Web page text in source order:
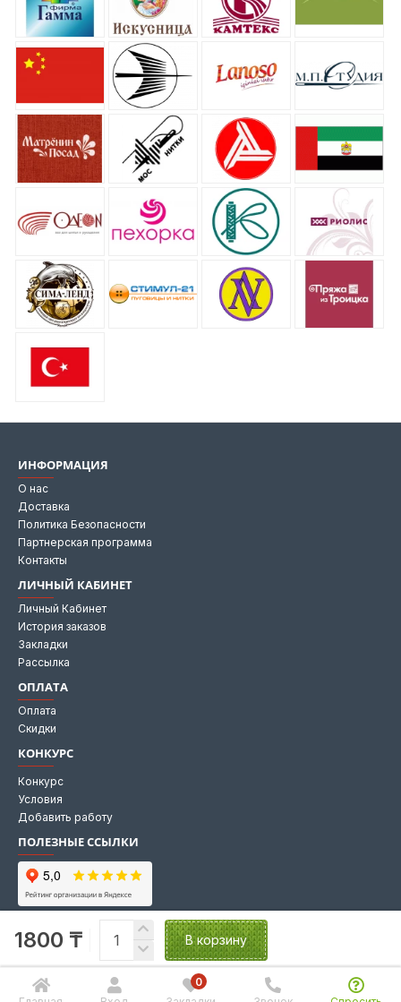
1800 ₸ В корзину
0
ИНФОРМАЦИЯ
О нас
Доставка
Политика Безопасности
Партнерская программа
Контакты
ЛИЧНЫЙ КАБИНЕТ
Личный Кабинет
История заказов
Закладки
Рассылка
ОПЛАТА
Оплата
Скидки
КОНКУРС
Конкурс
Условия
Добавить работу
ПОЛЕЗНЫЕ ССЫЛКИ
Мы на Яндекс картах
Мы в 2GIS